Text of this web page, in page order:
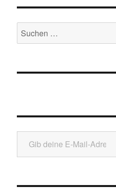
Suchen
nach:
Gib deine E-Mail-Adresse ein ...